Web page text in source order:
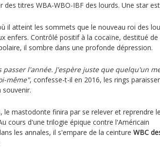
des titres WBA-WBO-IBF des lourds. Une star
il atteint les sommets que le nouveau roi des
enfers. Contrôlé positif à la cocaïne, destitué de
il sombre dans une profonde dépression.
passer l'année. J'espère juste que quelqu'un
même", confesse-t-il en 2016, les rings
le mastodonte finira par se relever et reprendre
cours d'une trilogie épique contre l'Américain
les annales, il s'empare de la ceinture WBC